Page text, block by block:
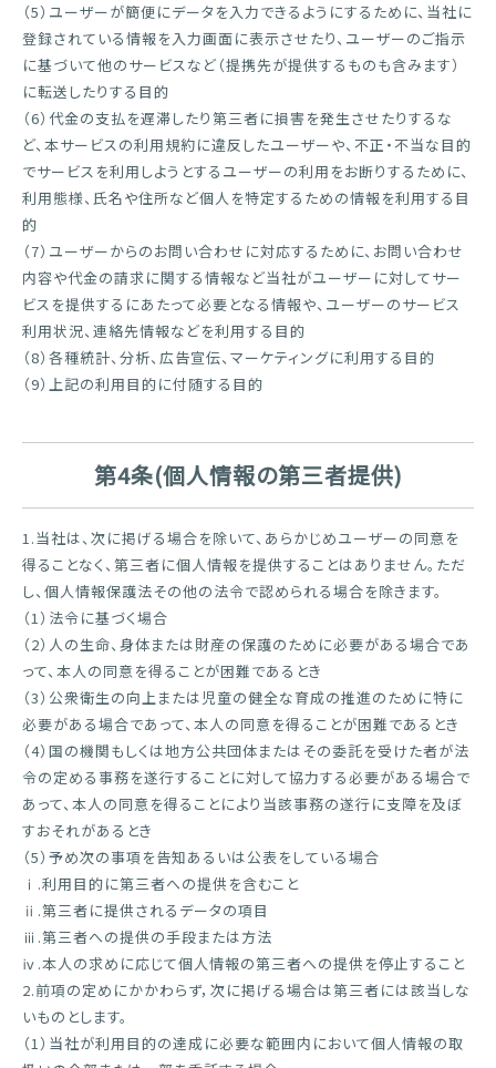
（5）ユーザーが簡便にデータを入力できるようにするために、当社に
登録されている情報を入力画面に表示させたり、ユーザーのご指示
に基づいて他のサービスなど（提携先が提供するものも含みます）
に転送したりする目的
（6）代金の支払を遅滞したり第三者に損害を発生させたりするな
ど、本サービスの利用規約に違反したユーザーや、不正・不当な目的
でサービスを利用しようとするユーザーの利用をお断りするために、
利用態様、氏名や住所など個人を特定するための情報を利用する目
的
（7）ユーザーからのお問い合わせに対応するために、お問い合わせ
内容や代金の請求に関する情報など当社がユーザーに対してサー
ビスを提供するにあたって必要となる情報や、ユーザーのサービス
利用状況、連絡先情報などを利用する目的
（8）各種統計、分析、広告宣伝、マーケティングに利用する目的
（9）上記の利用目的に付随する目的
第4条(個人情報の第三者提供)
1.当社は、次に掲げる場合を除いて、あらかじめユーザーの同意を
得ることなく、第三者に個人情報を提供することはありません。ただ
し、個人情報保護法その他の法令で認められる場合を除きます。
（1）法令に基づく場合
（2）人の生命、身体または財産の保護のために必要がある場合であ
って、本人の同意を得ることが困難であるとき
（3）公衆衛生の向上または児童の健全な育成の推進のために特に
必要がある場合であって、本人の同意を得ることが困難であるとき
（4）国の機関もしくは地方公共団体またはその委託を受けた者が法
令の定める事務を遂行することに対して協力する必要がある場合で
あって、本人の同意を得ることにより当該事務の遂行に支障を及ぼ
すおそれがあるとき
（5）予め次の事項を告知あるいは公表をしている場合
ⅰ.利用目的に第三者への提供を含むこと
ⅱ.第三者に提供されるデータの項目
ⅲ.第三者への提供の手段または方法
ⅳ.本人の求めに応じて個人情報の第三者への提供を停止すること
2.前項の定めにかかわらず，次に掲げる場合は第三者には該当しな
いものとします。
（1）当社が利用目的の達成に必要な範囲内において個人情報の取